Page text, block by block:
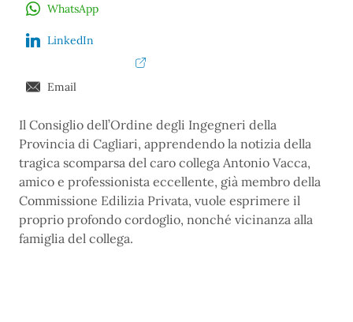
WhatsApp
LinkedIn
Email
Il Consiglio dell’Ordine degli Ingegneri della
Provincia di Cagliari, apprendendo la notizia della
tragica scomparsa del caro collega Antonio Vacca,
amico e professionista eccellente, già membro della
Commissione Edilizia Privata, vuole esprimere il
proprio profondo cordoglio, nonché vicinanza alla
famiglia del collega.